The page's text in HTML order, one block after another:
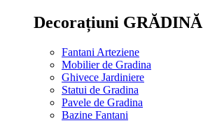
Decorațiuni GRĂDINĂ
Fantani Arteziene
Mobilier de Gradina
Ghivece Jardiniere
Statui de Gradina
Pavele de Gradina
Bazine Fantani